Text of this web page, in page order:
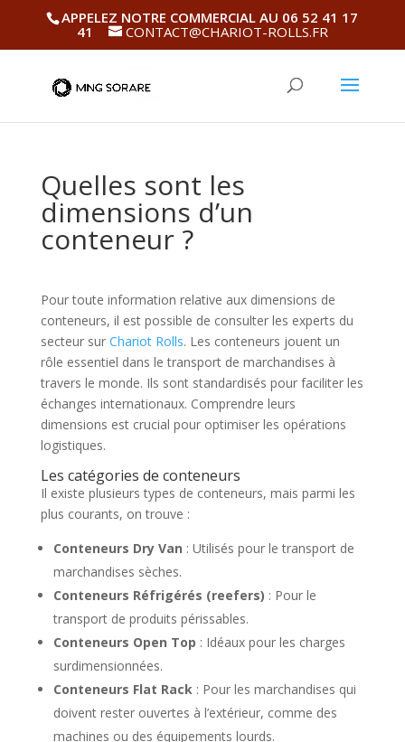
APPELEZ NOTRE COMMERCIAL AU 06 52 41 17
41
CONTACT@CHARIOT-ROLLS.FR
Quelles sont les
dimensions d’un
conteneur ?
Pour toute information relative aux dimensions de
conteneurs, il est possible de consulter les experts du
secteur sur Chariot Rolls. Les conteneurs jouent un
rôle essentiel dans le transport de marchandises à
travers le monde. Ils sont standardisés pour faciliter les
échanges internationaux. Comprendre leurs
dimensions est crucial pour optimiser les opérations
logistiques.
Les catégories de conteneurs
Il existe plusieurs types de conteneurs, mais parmi les
plus courants, on trouve :
Conteneurs Dry Van : Utilisés pour le transport de
marchandises sèches.
Conteneurs Réfrigérés (reefers) : Pour le
transport de produits périssables.
Conteneurs Open Top : Idéaux pour les charges
surdimensionnées.
Conteneurs Flat Rack: Pour les marchandises qui
doivent rester ouvertes à l’extérieur, comme des
machines ou des équipements lourds.